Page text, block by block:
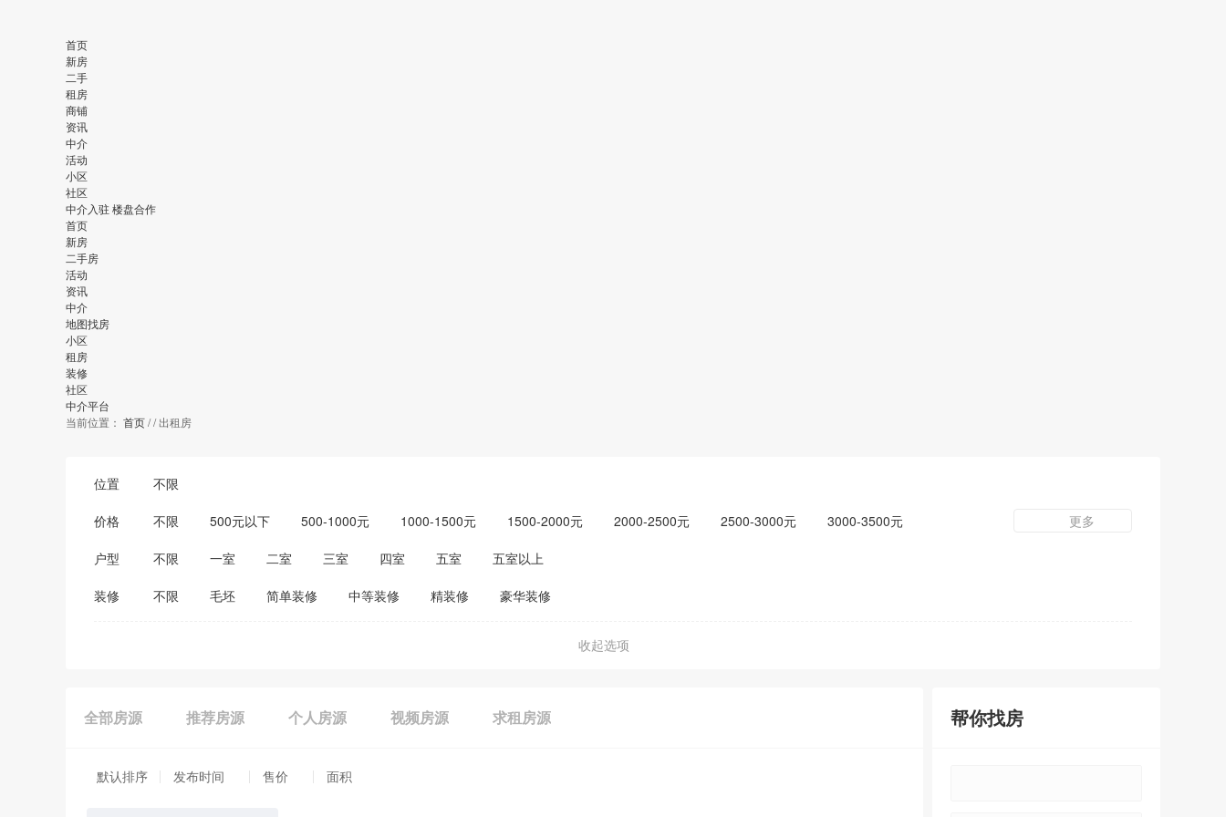
首页
新房
二手
租房
商铺
资讯
中介
活动
小区
社区
中介入驻 楼盘合作
首页
新房
二手房
活动
资讯
中介
地图找房
小区
租房
装修
社区
中介平台
当前位置： 首页//出租房